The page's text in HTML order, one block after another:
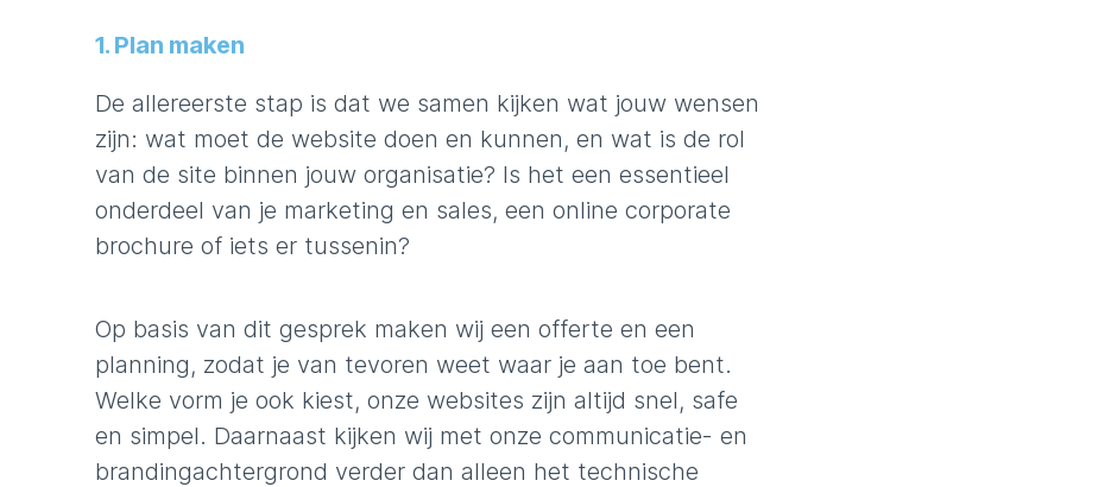
1. Plan maken
De allereerste stap is dat we samen kijken wat jouw wensen
zijn: wat moet de website doen en kunnen, en wat is de rol
van de site binnen jouw organisatie? Is het een essentieel
onderdeel van je marketing en sales, een online corporate
brochure of iets er tussenin?
Op basis van dit gesprek maken wij een offerte en een
planning, zodat je van tevoren weet waar je aan toe bent.
Welke vorm je ook kiest, onze websites zijn altijd snel, safe
en simpel. Daarnaast kijken wij met onze communicatie- en
brandingachtergrond verder dan alleen het technische